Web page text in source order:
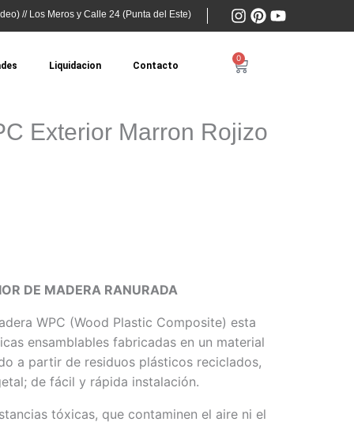
// Los Meros y Calle 24 (Punta del Este)
I
n
t
a
a
m
P
i
s
t
Y
o
Liquidacion Contacto
0
Cart
Exterior Marron Rojizo
DE MADERA RANURADA
WPC (Wood Plastic Composite) esta
ensamblables fabricadas en un material
a partir de residuos plásticos reciclados,
de fácil y rápida instalación.
tóxicas, que contaminen el aire ni el